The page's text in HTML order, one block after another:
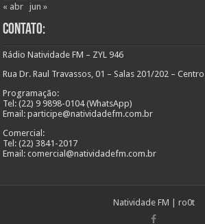
« abr
jun »
Contato:
Rádio Natividade FM – ZYL 946
Rua Dr. Raul Travassos, 01 – Salas 201/202 –
Programação:
Tel: (22) 9 9898-0104 (WhatsApp)
Email: participe@natividadefm.com.br
Comercial:
Tel: (22) 3841-2017
Email: comercial@natividadefm.com.br
Natividade FM ro0t